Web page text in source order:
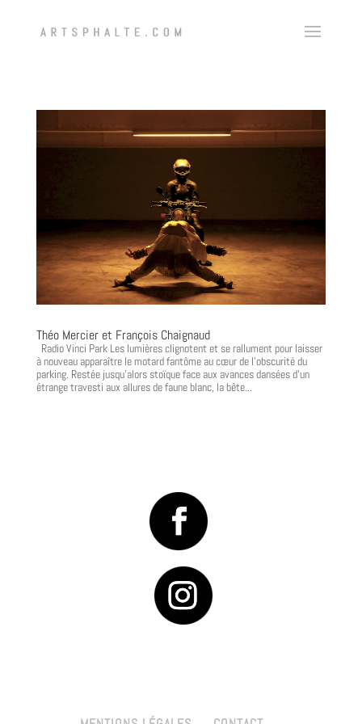
Théo Mercier et François Chaignaud
Radio Vinci Park Les lumières clignotent et se rallument pour laisser
à nouveau apparaître le motard fantôme au cœur de l’obscurité du
parking. Restée jusqu’alors stoïque face aux avances dansées d’un
étrange travesti aux allures de faune blanc, la bête...